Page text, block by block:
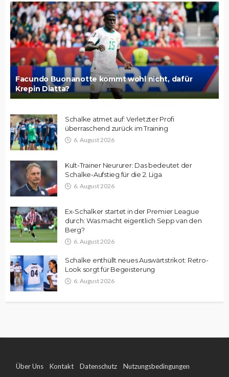
Facundo Buonanotte kommt wohl nicht, dafür
Krepin Diatta?
Schalke atmet auf: Verletzter Profi
überraschend zurück im Training
6. August 2026
Kult-Trainer Neururer: Das bedeutet der
Schalke-Aufstieg für die 2. Liga
6. August 2026
Ex-Schalker startet in der Premier League
durch: Was macht eigentlich Sepp van den
Berg?
6. August 2026
Schalke enthüllt neues Auswärtstrikot: Retro-
Look sorgt für Begeisterung
6. August 2026
Über Uns Kontakt Datenschutz Nutzungsbedingungen